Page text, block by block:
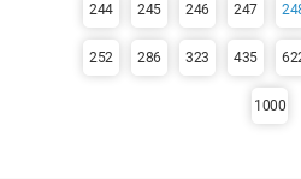
244 245 246 247
252 286 323 435
1000